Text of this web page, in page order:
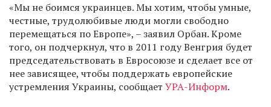
«Мы не боимся украинцев. Мы хотим, чтобы умные,
честные, трудолюбивые люди могли свободно
перемещаться по Европе», – заявил Орбан. Кроме
того, он подчеркнул, что в 2011 году Венгрия будет
председательствовать в Евросоюзе и сделает все от
нее зависящее, чтобы поддержать европейские
устремления Украины, сообщает УРА-Информ.